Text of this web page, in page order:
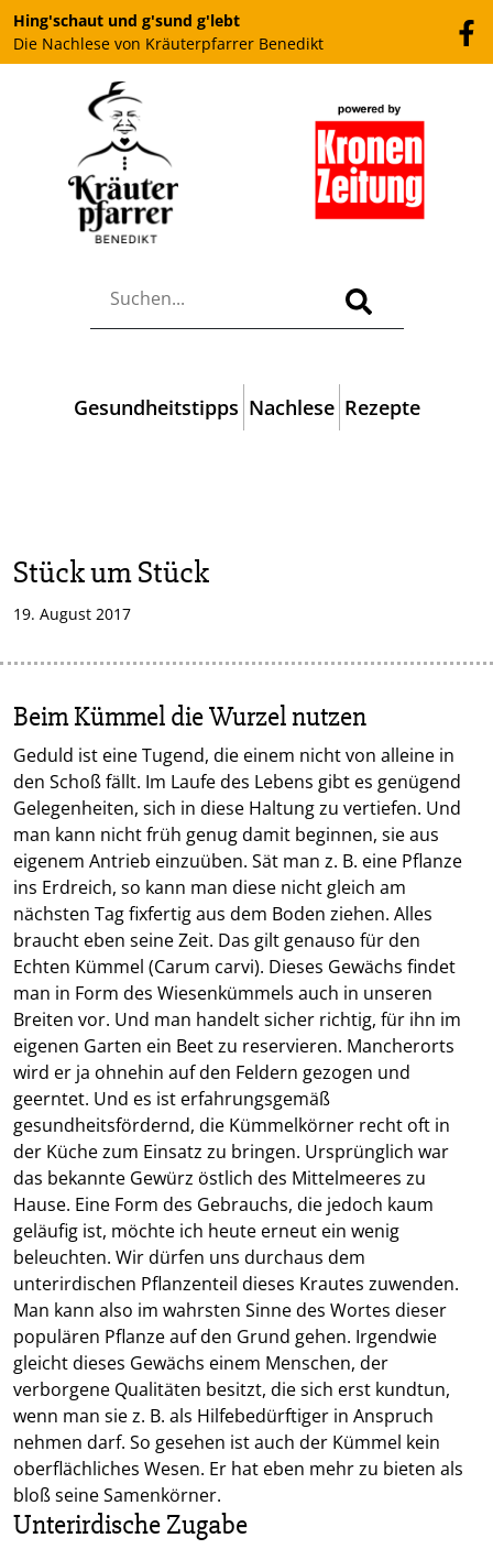
Hing'schaut und g'sund g'lebt
Die Nachlese von Kräuterpfarrer Benedikt
Gesundheitstipps Nachlese Rezepte
Stück um Stück
19. August 2017
Beim Kümmel die Wurzel nutzen
Geduld ist eine Tugend, die einem nicht von alleine in
den Schoß fällt. Im Laufe des Lebens gibt es genügend
Gelegenheiten, sich in diese Haltung zu vertiefen. Und
man kann nicht früh genug damit beginnen, sie aus
eigenem Antrieb einzuüben. Sät man z. B. eine Pflanze
ins Erdreich, so kann man diese nicht gleich am
nächsten Tag fixfertig aus dem Boden ziehen. Alles
braucht eben seine Zeit. Das gilt genauso für den
Echten Kümmel (Carum carvi). Dieses Gewächs findet
man in Form des Wiesenkümmels auch in unseren
Breiten vor. Und man handelt sicher richtig, für ihn im
eigenen Garten ein Beet zu reservieren. Mancherorts
wird er ja ohnehin auf den Feldern gezogen und
geerntet. Und es ist erfahrungsgemäß
gesundheitsfördernd, die Kümmelkörner recht oft in
der Küche zum Einsatz zu bringen. Ursprünglich war
das bekannte Gewürz östlich des Mittelmeeres zu
Hause. Eine Form des Gebrauchs, die jedoch kaum
geläufig ist, möchte ich heute erneut ein wenig
beleuchten. Wir dürfen uns durchaus dem
unterirdischen Pflanzenteil dieses Krautes zuwenden.
Man kann also im wahrsten Sinne des Wortes dieser
populären Pflanze auf den Grund gehen. Irgendwie
gleicht dieses Gewächs einem Menschen, der
verborgene Qualitäten besitzt, die sich erst kundtun,
wenn man sie z. B. als Hilfebedürftiger in Anspruch
nehmen darf. So gesehen ist auch der Kümmel kein
oberflächliches Wesen. Er hat eben mehr zu bieten als
bloß seine Samenkörner.
Unterirdische Zugabe